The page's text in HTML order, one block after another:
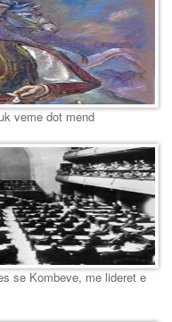
veme dot mend
se Kombeve, me lideret e